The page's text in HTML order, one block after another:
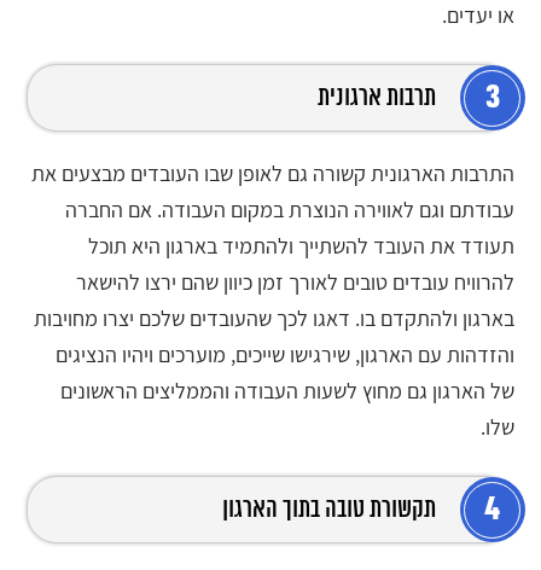
או יעדים.
3 תרבות ארגונית
התרבות הארגונית קשורה גם לאופן שבו העובדים מבצעים את
עבודתם וגם לאווירה הנוצרת במקום העבודה. אם החברה
תעודד את העובד להשתייך ולהתמיד בארגון היא תוכל
להרוויח עובדים טובים לאורך זמן כיוון שהם ירצו להישאר
בארגון ולהתקדם בו. דאגו לכך שהעובדים שלכם יצרו מחויבות
והזדהות עם הארגון, שירגישו שייכים, מוערכים ויהיו הנציגים
של הארגון גם מחוץ לשעות העבודה והממליצים הראשונים
שלו.
4 תקשורת טובה בתוך הארגון